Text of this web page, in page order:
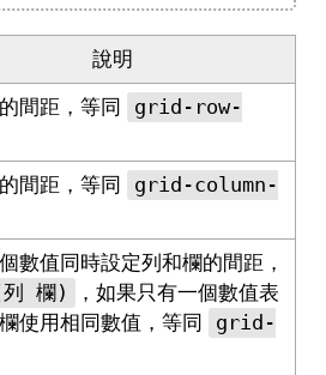
說明
間距，等同
grid-row-
間距，等同
grid-column-
數值同時設定列和欄的間距，
欄)
，如果只有一個數值表
使用相同數值，等同
grid-